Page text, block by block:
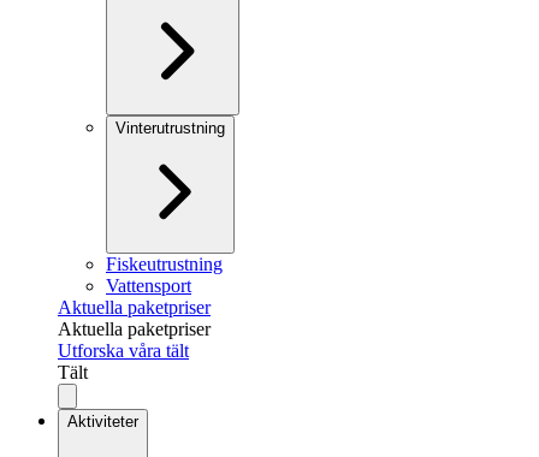
Vinterutrustning
Fiskeutrustning
Vattensport
Aktuella paketpriser
Aktuella paketpriser
Utforska våra tält
Tält
Aktiviteter